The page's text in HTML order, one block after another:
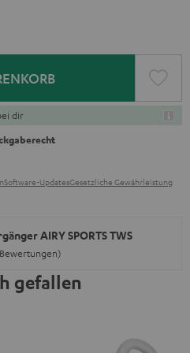
dir
Software-UpdatesGesetzliche Gewährleistung
AIRY SPORTS TWS
gefallen